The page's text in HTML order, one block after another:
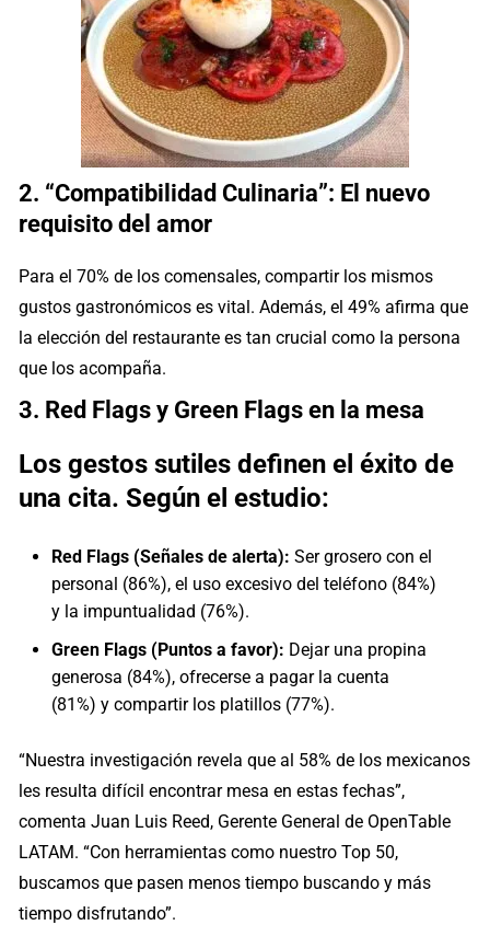
2. “Compatibilidad Culinaria”: El nuevo
requisito del amor
Para el 70% de los comensales, compartir los mismos
gustos gastronómicos es vital. Además, el 49% afirma que
la elección del restaurante es tan crucial como la persona
que los acompaña.
3. Red Flags y Green Flags en la mesa
Los gestos sutiles definen el éxito de
una cita. Según el estudio:
Red Flags (Señales de alerta): Ser grosero con el
personal (86%), el uso excesivo del teléfono (84%)
y la impuntualidad (76%).
Green Flags (Puntos a favor): Dejar una propina
generosa (84%), ofrecerse a pagar la cuenta
(81%) y compartir los platillos (77%).
“Nuestra investigación revela que al 58% de los mexicanos
les resulta difícil encontrar mesa en estas fechas”,
comenta Juan Luis Reed, Gerente General de OpenTable
LATAM. “Con herramientas como nuestro Top 50,
buscamos que pasen menos tiempo buscando y más
tiempo disfrutando”.